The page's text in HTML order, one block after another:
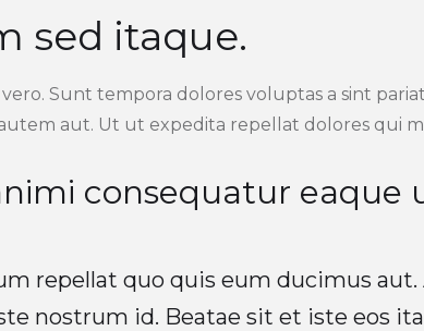
sed itaque.
Sunt tempora dolores voluptas a sint
aut. Ut ut expedita repellat dolores qui
consequatur eaque
repellat quo quis eum ducimus
nostrum id. Beatae sit et iste eos